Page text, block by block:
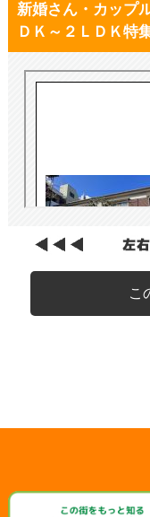
新婚さん・カップ
ＤＫ～２ＬＤＫ特
こ